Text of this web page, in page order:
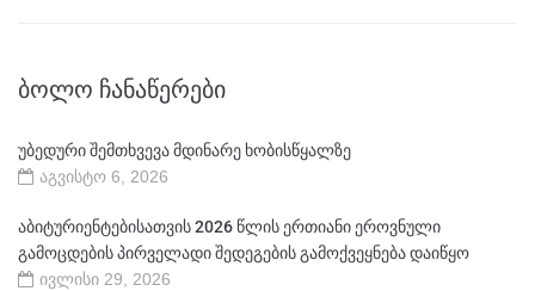
ᲑᲝᲚᲝ ᲩᲐᲜᲐᲬᲔᲠᲔᲑᲘ
უბედური შემთხვევა მდინარე ხობისწყალზე
აგვისტო 6, 2026
აბიტურიენტებისათვის 2026 წლის ერთიანი ეროვნული
გამოცდების პირველადი შედეგების გამოქვეყნება დაიწყო
ივლისი 29, 2026